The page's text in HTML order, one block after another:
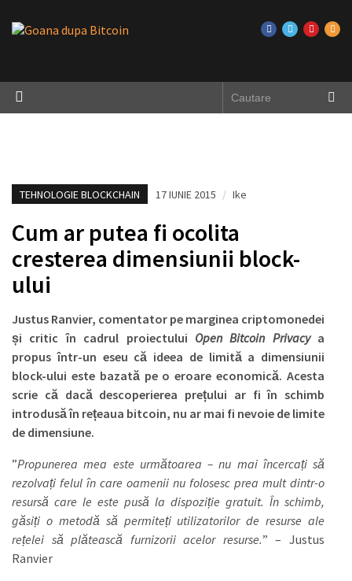
TEHNOLOGIE BLOCKCHAIN 17 IUNIE 2015 / Ike
Cum ar putea fi ocolita
cresterea dimensiunii block-
ului
Justus Ranvier, comentator pe marginea criptomonedei
și critic în cadrul proiectului Open Bitcoin Privacy a
propus într-un eseu că ideea de limită a dimensiunii
block-ului este bazată pe o eroare economică. Acesta
scrie că dacă descoperierea prețului ar fi în schimb
introdusă în rețeaua bitcoin, nu ar mai fi nevoie de limite
de dimensiune.
”Propunerea mea este următoarea – nu mai încercați să
rezolvați felul în care oamenii nu folosesc prea mult dintr-o
resursă care le este pusă la dispoziție gratuit. În schimb,
găsiți o metodă să permiteți utilizatorilor de resurse ale
rețelei să plătească furnizorii acelor resurse.” – Justus
Ranvier